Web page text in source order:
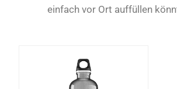
einfach vor Ort auffüllen